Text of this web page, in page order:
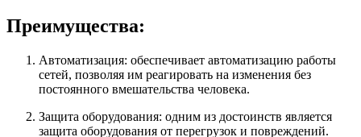
Преимущества:
Автоматизация: обеспечивает автоматизацию работы
сетей, позволяя им реагировать на изменения без
постоянного вмешательства человека.
Защита оборудования: одним из достоинств является
защита оборудования от перегрузок и повреждений.